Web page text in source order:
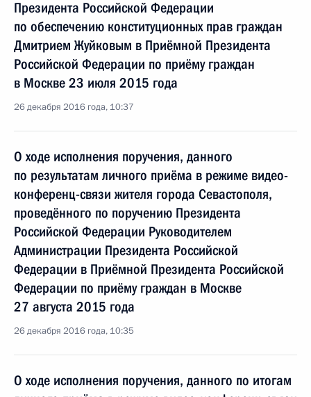
Президента Российской Федерации
по обеспечению конституционных прав граждан
Дмитрием Жуйковым в Приёмной Президента
Российской Федерации по приёму граждан
в Москве 23 июля 2015 года
26 декабря 2016 года, 10:37
О ходе исполнения поручения, данного
по результатам личного приёма в режиме видео-
конференц-связи жителя города Севастополя,
проведённого по поручению Президента
Российской Федерации Руководителем
Администрации Президента Российской
Федерации в Приёмной Президента Российской
Федерации по приёму граждан в Москве
27 августа 2015 года
26 декабря 2016 года, 10:35
О ходе исполнения поручения, данного по итогам